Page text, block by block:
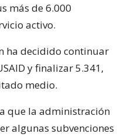
más de 6.000
activo.
ha decidido continuar
y finalizar 5.341,
medio.
que la administración
algunas subvenciones